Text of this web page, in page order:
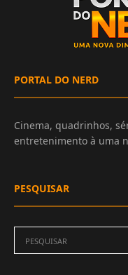
PORTAL DO NERD
Cinema, quadrinhos,
entretenimento à uma
PESQUISAR